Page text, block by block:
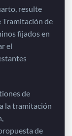
resulte
Tramitación de
fijados en
el
de
la tramitación
de